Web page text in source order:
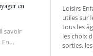
en
savoir
En…
Loisirs
utiles sur
tous les
les choix
sorties,